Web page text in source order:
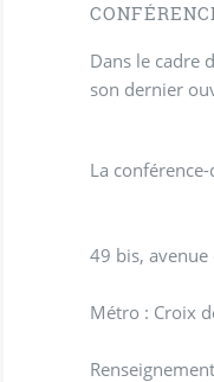
Dans le cadre
son dernier
La
49 bis,
Métro : Croix